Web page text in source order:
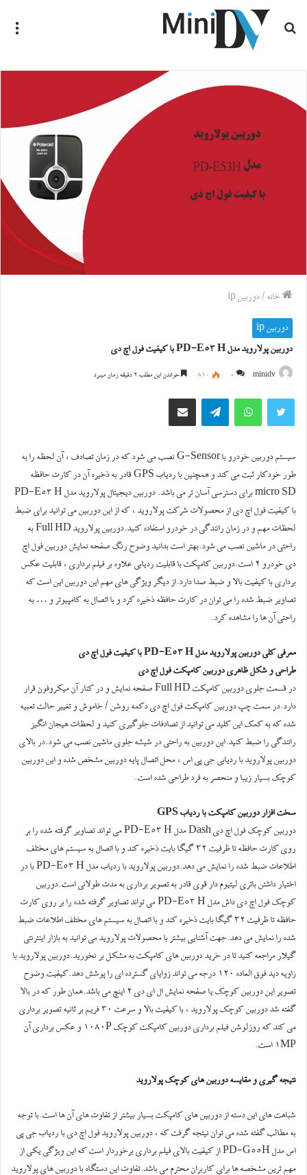
جستجو
خانه /دوربین ip
دوربین ip
دوربین پولاروید مدل PD-E53 H با کیفیت فول اچ دی
minidv
0
810 خواندن این مطلب 2 دقیقه زمان میبرد
توییتر واتس آپ تلگرام اشتراک گذاری از طریق ایمیل
سیستم دوربین خودرو با G-Sensor نصب می شود که در زمان تصادف ، آن لحظه را به
طور خودکار ثبت می کند و همچنین با ردیاب GPS قادر به ذخیره آن در کارت حافظه
micro SD برای دسترسی آسان تر می باشد. دوربین دیجیتال پولاروید مدل PD-E53 H
با کیفیت فول اچ دی از محصولات شرکت پولاروید ، که از این دوربین می توانید برای ضبط
لحظات مهم و در زمان رانندگی در خودرو استفاده کنید.دوربین پولاروید Full HD به
راحتی در ماشین نصب می شود.بهتر است بدانید وضوح رنگ صفحه نمایش دوربین فول اچ
دی خودرو 2 است.دوربین کامپکت با قابلیت ردیابی علاوه بر فیلم برداری ، قابلیت عکس
برداری با کیفیت بالا و ضبط صدا دارد.از دیگر ویژگی های مهم این دوربین این است که
تصاویر ضبط شده را می توان در کارت حافظه ذخیره کرد و با اتصال به کامپیوتر و … به
راحتی آن ها را مشاهده کرد.
معرفی کلی دوربین پولاروید مدل PD-E53 H با کیفیت فول اچ دی
طراحی و شکل ظاهری دوربین کامپکت فول اچ دی
در قسمت جلوی دوربین کامپکت Full HD صفحه نمایش و در کنار آن میکروفون قرار
دارد.در سمت چپ دوربین کامپکت فول اچ دی دکمه روشن / خاموش و تغییر حالت تعبیه
شده که به کمک این کلید می توانید از تصادفات جلوگیری کنید و لحظات هیجان انگیز
رانندگی را ضبط کنید.این دوربین به راحتی در شیشه جلوی ماشین نصب می شود.در بالای
دوربین پولاروید با ردیابی جی پی اس ، محل اتصال پایه دوربین مشخص شده و این دوربین
کوچک بسیار زیبا و منحصر به فرد طراحی شده است.
سخت افزار دوربین کامپکت با ردیاب GPS
دوربین کوچک فول اچ دی Dash مدل PD-E53 H می تواند تصاویر گرفته شده را بر
روی کارت حافظه تا ظرفیت 32 گیگا بایت ذخیره کند و با اتصال به سیستم های مختلف
اطلاعات ضبط شده را نمایش می دهد.دوربین پولاروید با ردیاب مدل PD-E53 H با در
اختیار داشتن باتری لیتیوم دار قوی قادر به تصویر برداری به مدت طولانی است.دوربین
کوچک فول اچ دی داش مدل PD-E53 H می تواند تصاویر گرفته شده را بر روی کارت
حافظه تا ظرفیت 32 گیگا بایت ذخیره کند و با اتصال به سیستم های مختلف اطلاعات ضبط
شده را نمایش می دهد.جهت آشنایی بیشتر با محصولات پولاروید می توانید به بازار اینترنتی
گیلار مراجعه کنید تا در خرید دوربین های کامپکت به مشکل بر نخورید.دوربین پولاروید با
زاویه دید فوق العاده 120 درجه می تواند زوایای گسترده ای را پوشش دهد.کیفیت وضوح
تصویر این دوربین کوچک یا صفحه نمایش ال ای دی 2 اینچ می باشد.همان طور که در بالا
گفته شد دوربین کوچک پولاروید ، با کیفیت بالا و سرعت 30 فریم بر ثانیه تصویر برداری
می کند که روزلوشن فیلم برداری دوربین کامپکت کوچک 1080P و عکس برداری آن
1MP است.
نتیجه گیری و مقایسه دوربین های کوچک پولاروید
شباهت های این دسته از دوربین های کامپکت بسیار بیشتر از تفاوت های آن ها است.با توجه
به مطالب گفته شده می توان نیتجه گرفت که ، دوربین پولاروید فول اچ دی با ردیاب جی پی
اس مدل PD-G55H از کیفیت بالای فیلم برداری برخوردار است که این ویژگی یکی از
مهم ترین مشخصه ها برای کاربران محترم می باشد.تفاوت این دستگاه با دوربین های پولاروید